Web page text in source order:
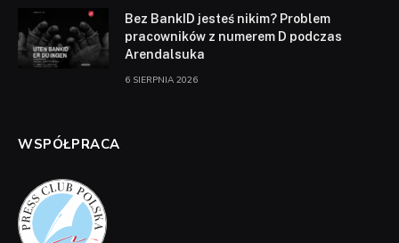
Bez BankID jesteś nikim? Problem
pracowników z numerem D podczas
Arendalsuka
6 SIERPNIA 2026
WSPÓŁPRACA